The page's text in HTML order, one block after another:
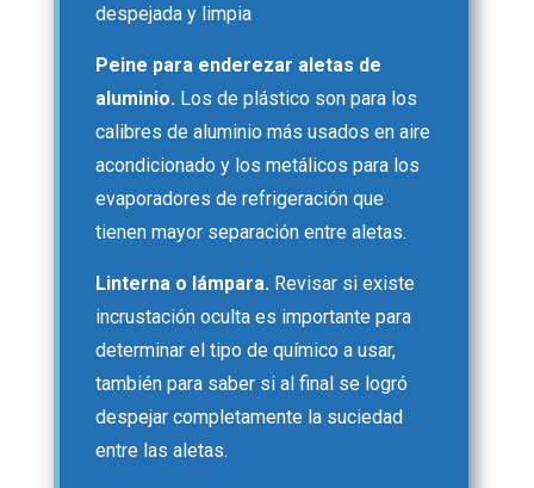
despejada y limpia
Peine para enderezar aletas de
aluminio. Los de plástico son para los
calibres de aluminio más usados en aire
acondicionado y los metálicos para los
evaporadores de refrigeración que
tienen mayor separación entre aletas.
Linterna o lámpara. Revisar si existe
incrustación oculta es importante para
determinar el tipo de químico a usar,
también para saber si al final se logró
despejar completamente la suciedad
entre las aletas.